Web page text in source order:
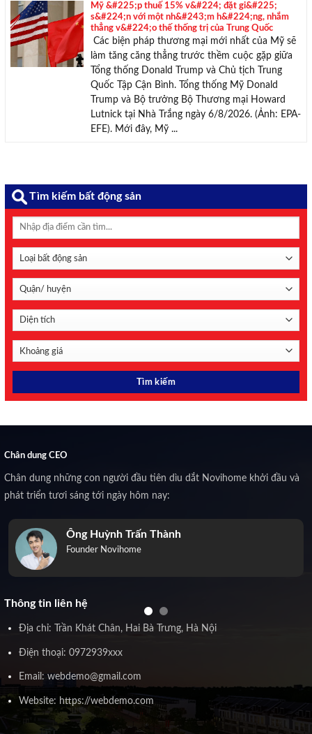
Mỹ &#225;p thuế 15% v&#224; đặt gi&#225;
s&#224;n với một nh&#243;m h&#224;ng, nhắm
thẳng v&#224;o thế thống trị của Trung Quốc
Các biện pháp thương mại mới nhất của Mỹ sẽ
làm tăng căng thẳng trước thềm cuộc gặp giữa
Tổng thống Donald Trump và Chủ tịch Trung
Quốc Tập Cận Bình. Tổng thống Mỹ Donald
Trump và Bộ trưởng Bộ Thương mại Howard
Lutnick tại Nhà Trắng ngày 6/8/2026. (Ảnh: EPA-
EFE). Mới đây, Mỹ ...
Tìm kiếm bất động sản
Chân dung CEO
Chân dung những con người đầu tiên dìu dắt Novihome khởi đầu và
phát triển tươi sáng tới ngày hôm nay:
Ông Huỳnh Trấn Thành
Founder Novihome
Thông tin liên hệ
Địa chỉ: Trần Khát Chân, Hai Bà Trưng, Hà Nội
Điện thoại: 0972939xxx
Email: webdemo@gmail.com
Website: https://webdemo.com